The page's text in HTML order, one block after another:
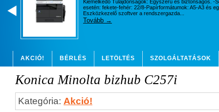
Kiemelkedő Tulajdonságok: Egyszerű és biztonságos. -
esetén: fekete-fehér: 22/8-Papírformátumok: A5-A3 és
Eszközkezelő szoftver a rendszergazda...
Tovább →
AKCIÓ! BÉRLÉS LETÖLTÉS SZOLGÁLTATÁSOK
ÜDVÖZÖLJÜK WEBÁRUHÁZUNKBAN! VÁSÁRLÁSI
Konica Minolta bizhub C257i
Kategória: Akció!